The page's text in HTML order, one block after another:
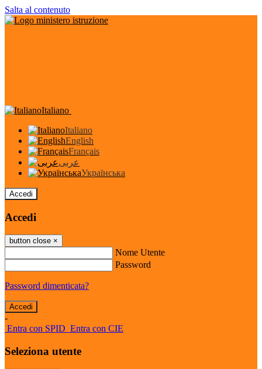
Salta al contenuto
Italiano
Italiano
English
Français
عربى
Українська
Accedi
Accedi
button close ×
Nome Utente
Password
Password dimenticata?
-
Entra con SPID Entra con CIE
Seleziona utente